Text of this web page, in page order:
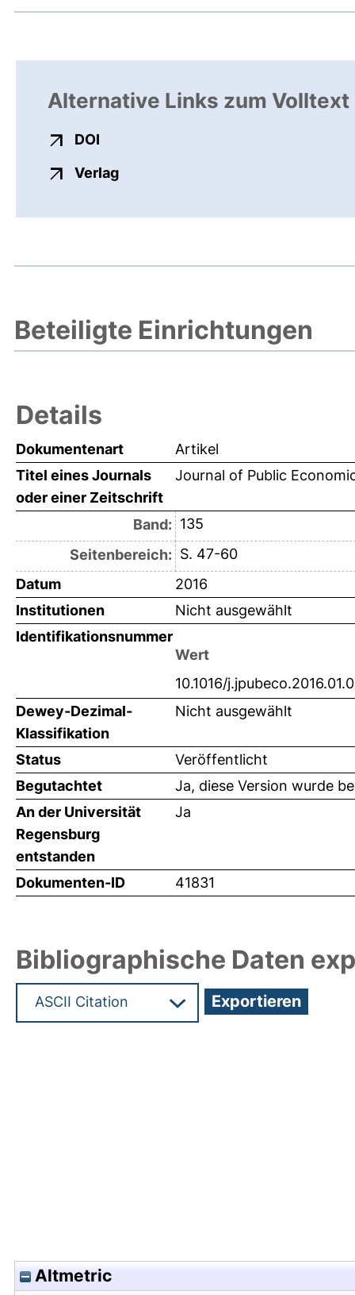
Alternative Links zum Volltext
DOI
Verlagexterner Link, öffnet neues
Beteiligte Einrichtungen
Details
Dokumentenart
Artikel
Titel eines Journals
oder einer Zeitschrift
Journal of Public
Band: 135
Seitenbereich: S. 47-60
Datum
2016
Institutionen
Nicht ausgewählt
Identifikationsnummer
Wert
10.1016/
Dewey-Dezimal-
Klassifikation
Nicht ausgewählt
Status
Veröffentlicht
Begutachtet
Ja, diese Version wurde
An der Universität
Regensburg
entstanden
Ja
Dokumenten-ID 41831
Bibliographische Daten
Altmetric